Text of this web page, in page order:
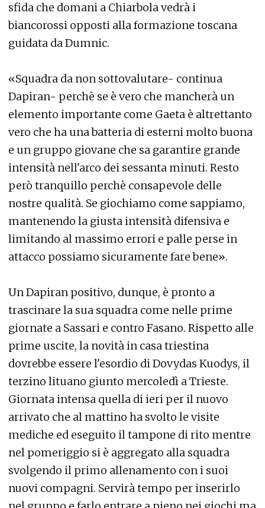
sfida che domani a Chiarbola vedrà i
biancorossi opposti alla formazione toscana
guidata da Dumnic.
«Squadra da non sottovalutare- continua
Dapiran- perchè se è vero che mancherà un
elemento importante come Gaeta è altrettanto
vero che ha una batteria di esterni molto buona
e un gruppo giovane che sa garantire grande
intensità nell'arco dei sessanta minuti. Resto
però tranquillo perchè consapevole delle
nostre qualità. Se giochiamo come sappiamo,
mantenendo la giusta intensità difensiva e
limitando al massimo errori e palle perse in
attacco possiamo sicuramente fare bene».
Un Dapiran positivo, dunque, è pronto a
trascinare la sua squadra come nelle prime
giornate a Sassari e contro Fasano. Rispetto alle
prime uscite, la novità in casa triestina
dovrebbe essere l'esordio di Dovydas Kuodys, il
terzino lituano giunto mercoledì a Trieste.
Giornata intensa quella di ieri per il nuovo
arrivato che al mattino ha svolto le visite
mediche ed eseguito il tampone di rito mentre
nel pomeriggio si è aggregato alla squadra
svolgendo il primo allenamento con i suoi
nuovi compagni. Servirà tempo per inserirlo